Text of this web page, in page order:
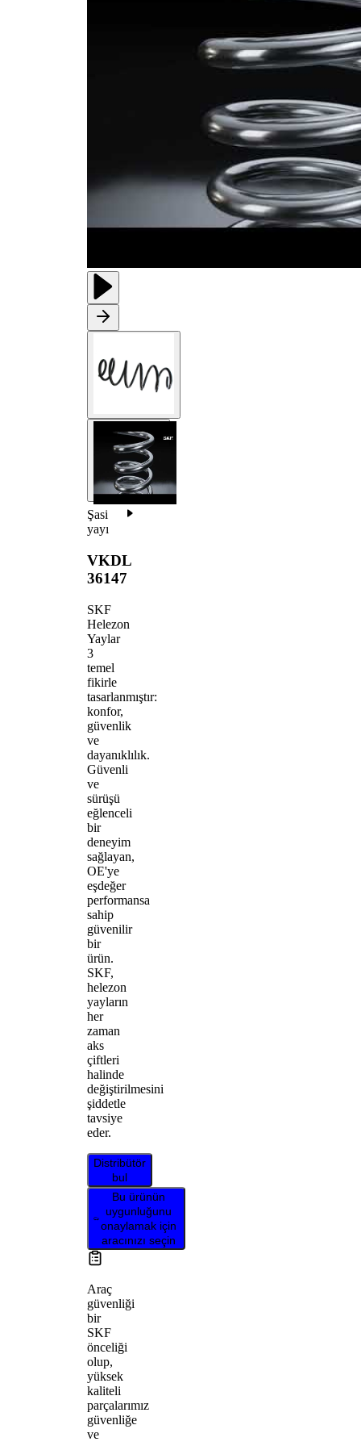
Şasi
yayı
VKDL
36147
SKF
Helezon
Yaylar
3
temel
fikirle
tasarlanmıştır:
konfor,
güvenlik
ve
dayanıklılık.
Güvenli
ve
sürüşü
eğlenceli
bir
deneyim
sağlayan,
OE'ye
eşdeğer
performansa
sahip
güvenilir
bir
ürün.
SKF,
helezon
yayların
her
zaman
aks
çiftleri
halinde
değiştirilmesini
şiddetle
tavsiye
eder.
Distribütör
bul
Bu ürünün
uygunluğunu
onaylamak için
aracınızı seçin
Araç
güvenliği
bir
SKF
önceliği
olup,
yüksek
kaliteli
parçalarımız
güvenliğe
ve